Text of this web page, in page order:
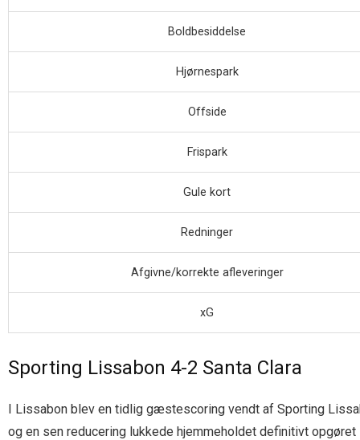
Boldbesiddelse
Hjørnespark
Offside
Frispark
Gule kort
Redninger
Afgivne/korrekte afleveringer
xG
Sporting Lissabon 4-2 Santa Clara
I Lissabon blev en tidlig gæstescoring vendt af Sporting
og en sen reducering lukkede hjemmeholdet definitivt